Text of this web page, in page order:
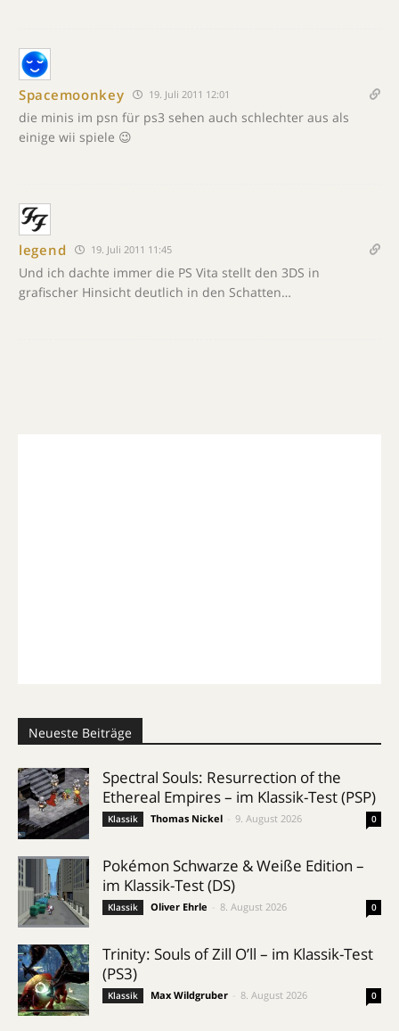
Spacemoonkey 19. Juli 2011 12:01
die minis im psn für ps3 sehen auch schlechter aus als
einige wii spiele 😉
legend 19. Juli 2011 11:45
Und ich dachte immer die PS Vita stellt den 3DS in
grafischer Hinsicht deutlich in den Schatten…
Neueste Beiträge
Spectral Souls: Resurrection of the
Ethereal Empires – im Klassik-Test (PSP)
Klassik Thomas Nickel 9. August 2026 0
Pokémon Schwarze & Weiße Edition –
im Klassik-Test (DS)
Klassik Oliver Ehrle 8. August 2026 0
Trinity: Souls of Zill O’ll – im Klassik-Test
(PS3)
Klassik Max Wildgruber 8. August 2026 0